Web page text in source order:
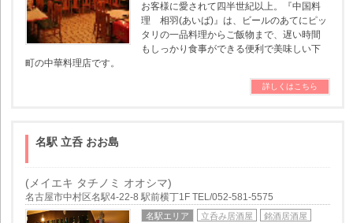
お客様に愛されて四半世紀以上。『中国料
理 相羽(あいば)』は、ビールのあてにピッ
タリの一品料理からご飯物まで、遅い時間
もしっかり食事ができる便利で美味しい下
町の中華料理店です。
詳しくはこちら
名駅 立呑 おお島
(メイエキ タチノミ オオシマ)
名古屋市中村区名駅4-22-8 駅前横丁1F TEL/052-581-5575
名駅エリア 立呑み居酒屋
銘酒居酒屋